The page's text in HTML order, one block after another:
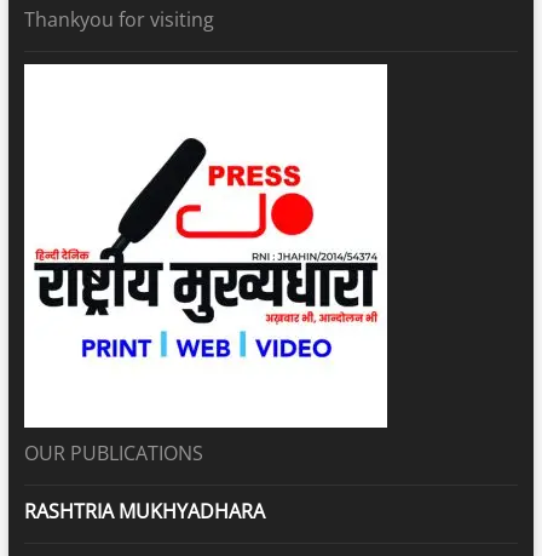
Thankyou for visiting
OUR PUBLICATIONS
RASHTRIA MUKHYADHARA